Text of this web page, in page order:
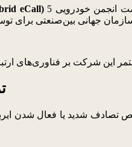
eCall)